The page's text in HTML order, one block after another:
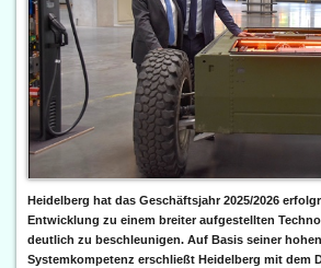
Heidelberg hat das Geschäftsjahr 2025/2026
Entwicklung zu einem breiter aufgestellten
deutlich zu beschleunigen. Auf Basis seiner
Systemkompetenz erschließt Heidelberg mit dem